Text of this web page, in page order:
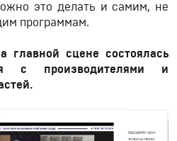
это делать и самим, не
программам.
главной сцене состоялась
с производителями и